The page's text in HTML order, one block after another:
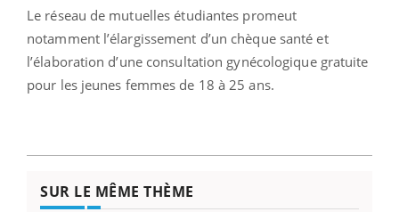
Le réseau de mutuelles étudiantes promeut
notamment l’élargissement d’un chèque santé et
l’élaboration d’une consultation gynécologique gratuite
pour les jeunes femmes de 18 à 25 ans.
SUR LE MÊME THÈME